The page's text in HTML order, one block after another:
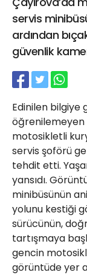
servis
ardından
güvenlik
Edinilen bilgiye
öğrenilemeyen
motosikletli
servis şoförü
tehdit etti.
yansıdı.
minibüsünün
yolunu kestiği
sürücünün,
tartışmaya
gencin
görüntüde yer